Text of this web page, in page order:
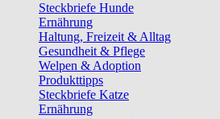
Steckbriefe Hunde
Ernährung
Haltung, Freizeit & Alltag
Gesundheit & Pflege
Welpen & Adoption
Produkttipps
Steckbriefe Katze
Ernährung